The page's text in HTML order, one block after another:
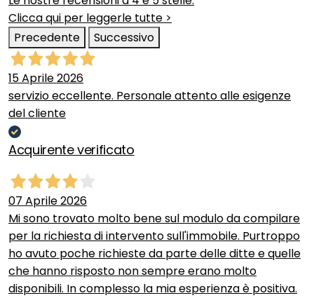
Clicca qui per leggerle tutte >
Precedente
Successivo
15 Aprile 2026
servizio eccellente. Personale attento alle esigenze
del cliente
Acquirente verificato
07 Aprile 2026
Mi sono trovato molto bene sul modulo da compilare
per la richiesta di intervento sull'immobile. Purtroppo
ho avuto poche richieste da parte delle ditte e quelle
che hanno risposto non sempre erano molto
disponibili. In complesso la mia esperienza è positiva.